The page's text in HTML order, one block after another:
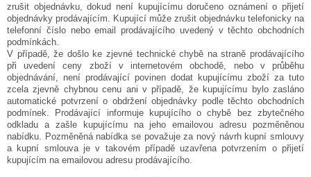
zrušit objednávku, dokud není kupujícímu doručeno oznámení o přijetí
objednávky prodávajícím. Kupující může zrušit objednávku telefonicky na
telefonní číslo nebo email prodávajícího uvedený v těchto obchodních
podmínkách.
V případě, že došlo ke zjevné technické chybě na straně prodávajícího
při uvedení ceny zboží v internetovém obchodě, nebo v průběhu
objednávání, není prodávající povinen dodat kupujícímu zboží za tuto
zcela zjevně chybnou cenu ani v případě, že kupujícímu bylo zasláno
automatické potvrzení o obdržení objednávky podle těchto obchodních
podmínek.
Prodávající informuje kupujícího o chybě bez zbytečného
odkladu a zašle kupujícímu na jeho emailovou adresu pozměněnou
nabídku. Pozměněná nabídka se považuje za nový návrh kupní smlouvy
a kupní smlouva je v takovém případě uzavřena potvrzením o přijetí
kupujícím na emailovou adresu prodávajícího.